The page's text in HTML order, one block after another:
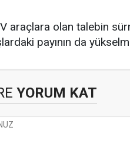
araçlara olan talebin
payının da
YORUM KAT